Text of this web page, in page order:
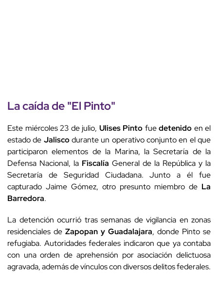
La caída de "El Pinto"
Este miércoles 23 de julio, Ulises Pinto fuedetenido en el
estado de Jaliscodurante un operativo conjunto en el que
participaron elementos de la Marina, la Secretaría de la
Defensa Nacional, la Fiscalía General de la República y la
Secretaría de Seguridad Ciudadana. Junto a él fue
capturado Jaime Gómez, otro presunto miembro de La
Barredora.
La detención ocurrió tras semanas de vigilancia en zonas
residenciales de Zapopan y Guadalajara, donde Pinto se
refugiaba. Autoridades federales indicaron que ya contaba
con una orden de aprehensión por asociación delictuosa
agravada, además de vínculos con diversos delitos federales.